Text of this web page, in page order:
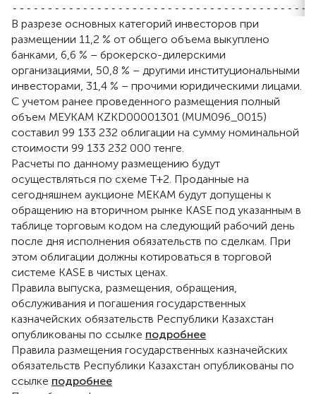
В разрезе основных категорий инвесторов при
размещении 11,2 % от общего объема выкуплено
банками, 6,6 % – брокерско-дилерскими
организациями, 50,8 % – другими институциональными
инвесторами, 31,4 % – прочими юридическими лицами.
С учетом ранее проведенного размещения полный
объем МЕУКАМ KZKD00001301 (MUM096_0015)
составил 99 133 232 облигации на сумму номинальной
стоимости 99 133 232 000 тенге.
Расчеты по данному размещению будут
осуществляться по схеме Т+2. Проданные на
сегодняшнем аукционе МЕКАМ будут допущены к
обращению на вторичном рынке KASE под указанным в
таблице торговым кодом на следующий рабочий день
после дня исполнения обязательств по сделкам. При
этом облигации должны котироваться в торговой
системе KASE в чистых ценах.
Правила выпуска, размещения, обращения,
обслуживания и погашения государственных
казначейских обязательств Республики Казахстан
опубликованы по ссылке подробнее
Правила размещения государственных казначейских
обязательств Республики Казахстан опубликованы по
ссылке подробнее